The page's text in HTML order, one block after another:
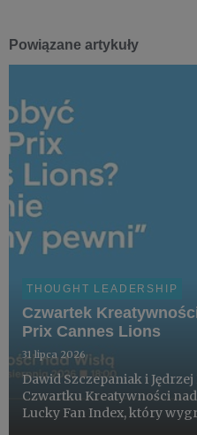
Powiązane artykuły
THOUGHT LEADERSHIP
Czwartek
Prix Cannes Lions
31 lipca 2026
Dawid Szczepaniak i
Czwartku Kreatywności nad
Lucky Fan Index, który